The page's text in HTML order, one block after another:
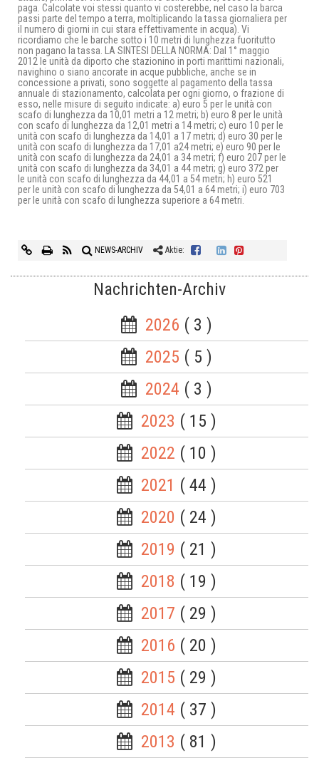
paga. Calcolate voi stessi quanto vi costerebbe, nel caso la barca
passi parte del tempo a terra, moltiplicando la tassa giornaliera per
il numero di giorni in cui stara effettivamente in acqua). Vi
ricordiamo che le barche sotto i 10 metri di lunghezza fuoritutto
non pagano la tassa.
LA SINTESI DELLA NORMA: Dal 1° maggio
2012 le unità da diporto che stazionino in porti marittimi nazionali,
navighino o siano ancorate in acque pubbliche, anche se in
concessione a privati, sono soggette al pagamento della tassa
annuale di stazionamento, calcolata per ogni giorno, o frazione di
esso, nelle misure di seguito indicate: a) euro 5 per le unità con
scafo di lunghezza da 10,01 metri a 12 metri; b) euro 8 per le unità
con scafo di lunghezza da 12,01 metri a 14 metri; c) euro 10 per le
unità con scafo di lunghezza da 14,01 a 17 metri; d) euro 30 per le
unità con scafo di lunghezza da 17,01 a24 metri; e) euro 90 per le
unità con scafo di lunghezza da 24,01 a 34 metri; f) euro 207 per le
unità con scafo di lunghezza da 34,01 a 44 metri; g) euro 372 per
le unità con scafo di lunghezza da 44,01 a 54 metri; h) euro 521
per le unità con scafo di lunghezza da 54,01 a 64 metri; i) euro 703
per le unità con scafo di lunghezza superiore a 64 metri.
NEWS-ARCHIV Aktie:
Nachrichten-Archiv
2026 ( 3 )
2025 ( 5 )
2024 ( 3 )
2023 ( 15 )
2022 ( 10 )
2021 ( 44 )
2020 ( 24 )
2019 ( 21 )
2018 ( 19 )
2017 ( 29 )
2016 ( 20 )
2015 ( 29 )
2014 ( 37 )
2013 ( 81 )